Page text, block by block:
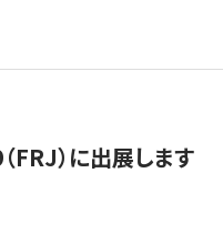
FRJ）に出展します